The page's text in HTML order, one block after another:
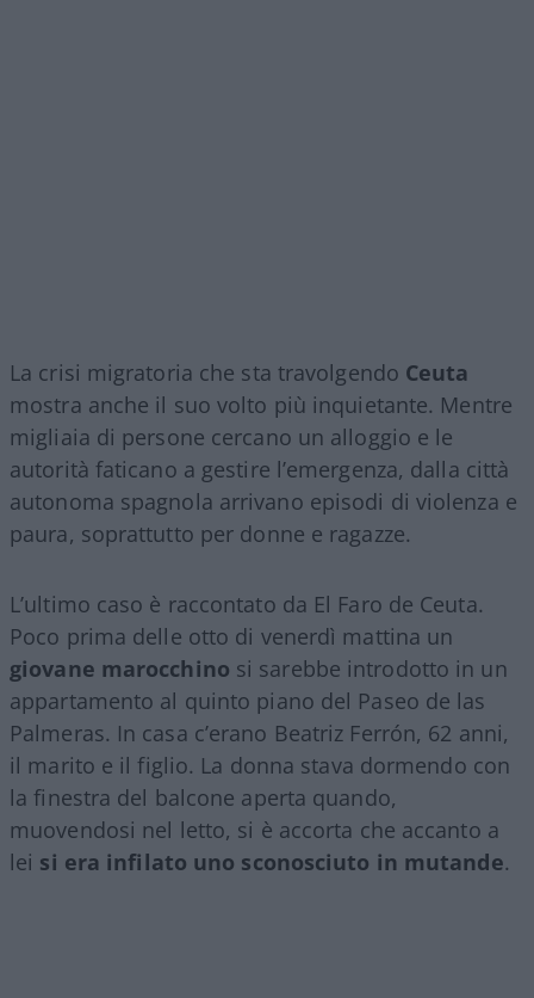
La crisi migratoria che sta travolgendo Ceuta
mostra anche il suo volto più inquietante. Mentre
migliaia di persone cercano un alloggio e le
autorità faticano a gestire l’emergenza, dalla città
autonoma spagnola arrivano episodi di violenza e
paura, soprattutto per donne e ragazze.
L’ultimo caso è raccontato da El Faro de Ceuta.
Poco prima delle otto di venerdì mattina un
giovane marocchino si sarebbe introdotto in un
appartamento al quinto piano del Paseo de las
Palmeras. In casa c’erano Beatriz Ferrón, 62 anni,
il marito e il figlio. La donna stava dormendo con
la finestra del balcone aperta quando,
muovendosi nel letto, si è accorta che accanto a
lei si era infilato uno sconosciuto in mutande.